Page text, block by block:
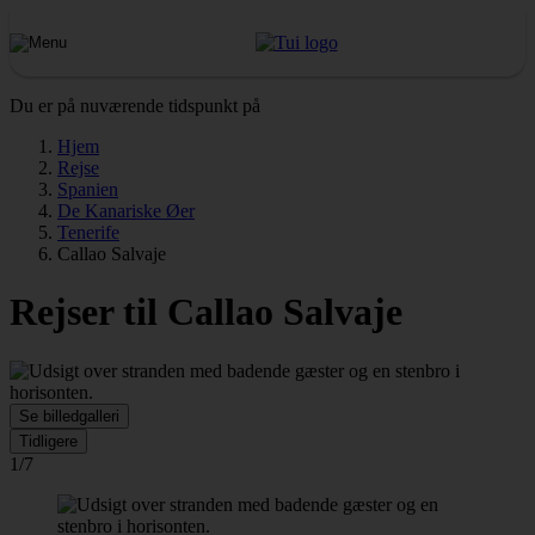
Du er på nuværende tidspunkt på
Hjem
Rejse
Spanien
De Kanariske Øer
Tenerife
Callao Salvaje
Rejser til Callao Salvaje
Se billedgalleri
Tidligere
1/7